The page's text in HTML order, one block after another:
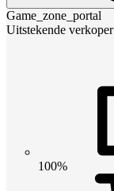
Game_zone_portal
Uitstekende verkoper
100%